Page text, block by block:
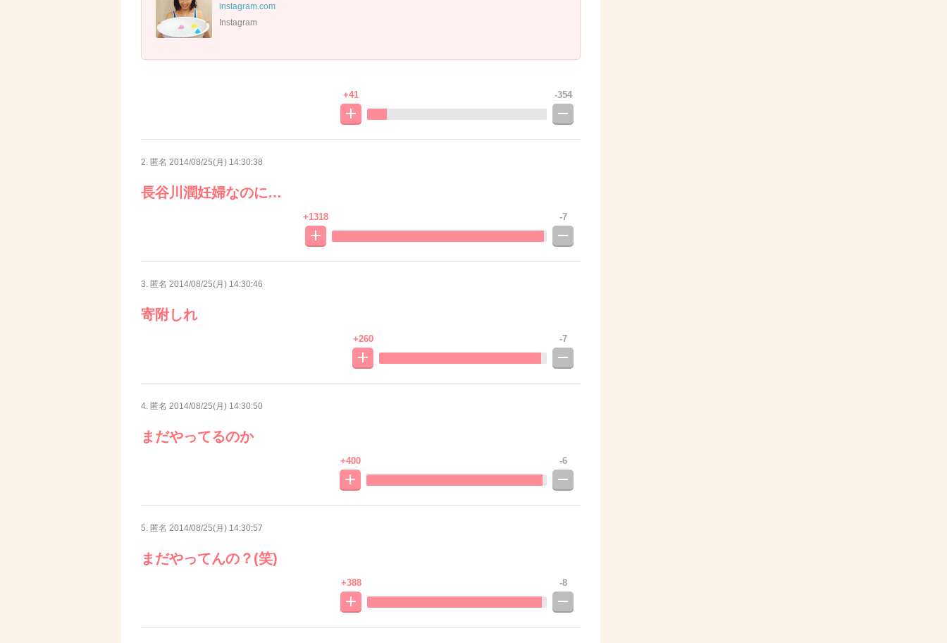
instagram.com
Instagram
+41 -354
2. 匿名 2014/08/25(月) 14:30:38
長谷川潤妊婦なのに…
+1318 -7
3. 匿名 2014/08/25(月) 14:30:46
寄附しれ
+260 -7
4. 匿名 2014/08/25(月) 14:30:50
まだやってるのか
+400 -6
5. 匿名 2014/08/25(月) 14:30:57
まだやってんの？(笑)
+388 -8